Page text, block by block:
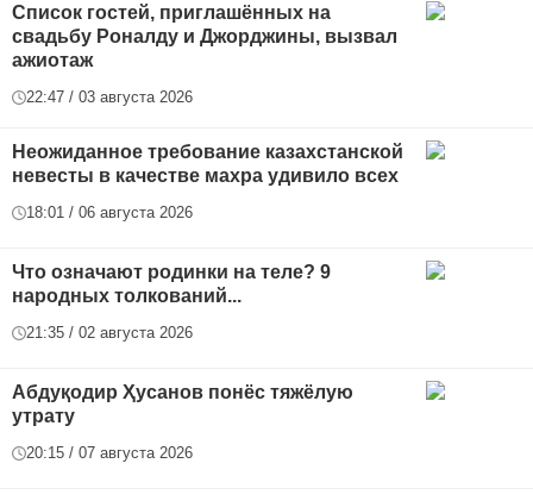
Список гостей, приглашённых на
свадьбу Роналду и Джорджины, вызвал
ажиотаж
22:47 / 03 августа 2026
Неожиданное требование казахстанской
невесты в качестве махра удивило всех
18:01 / 06 августа 2026
Что означают родинки на теле? 9
народных толкований...
21:35 / 02 августа 2026
Абдуқодир Ҳусанов понёс тяжёлую
утрату
20:15 / 07 августа 2026